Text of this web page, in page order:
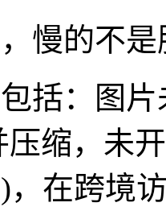
的不是
：图片
压缩，未
，在跨境